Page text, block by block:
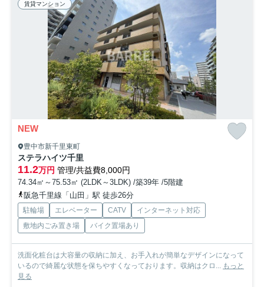
賃貸マンション
NEW
豊中市新千里東町
ステラハイツ千里
11.2万円 管理/共益費8,000円
74.34㎡～75.53㎡ (2LDK～3LDK) /築39年 /5階建
阪急千里線「山田」駅 徒歩26分
駐輪場 エレベーター CATV
インターネット対応
敷地内ごみ置き場
バイク置場あり
洗面化粧台は大容量の収納に加え、お手入れが簡単なデザインになって
いるので綺麗な状態を保ちやすくなっております。収納はクロ... もっと
見る